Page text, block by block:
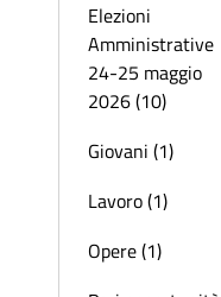
Elezioni
Amministrative
24-25 maggio
2026 (10)
Giovani (1)
Lavoro (1)
Opere (1)